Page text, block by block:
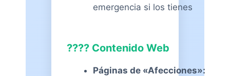
emergencia si los tienes
???? Contenido Web
Páginas de «Afecciones»: